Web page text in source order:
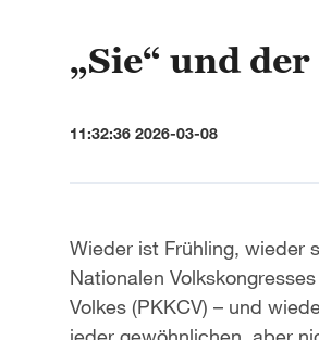
„Sie“ und
11:32:36 2026-03-08
Wieder ist Frühling, wieder
Nationalen
Volkes (PKKCV) – und